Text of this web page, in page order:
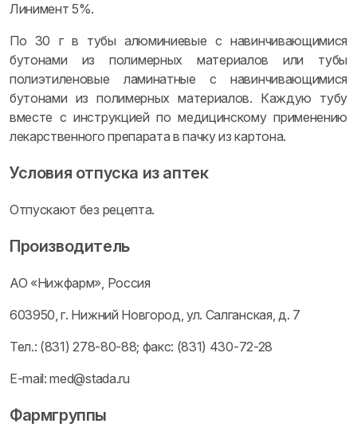
Линимент 5%.
По 30 г в тубы алюминиевые с навинчивающимися
бутонами из полимерных материалов или тубы
полиэтиленовые ламинатные с навинчивающимися
бутонами из полимерных материалов. Каждую тубу
вместе с инструкцией по медицинскому применению
лекарственного препарата в пачку из картона.
Условия отпуска из аптек
Отпускают без рецепта.
Производитель
АО «Нижфарм», Россия
603950, г. Нижний Новгород, ул. Салганская, д. 7
Тел.: (831) 278-80-88; факс: (831) 430-72-28
E-mail: med@stada.ru
Фармгруппы